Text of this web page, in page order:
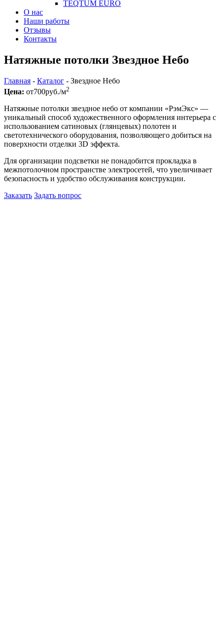
TEQTUM EURO
О нас
Наши работы
Отзывы
Контакты
Натяжные потолки Звездное Небо
Главная - Каталог - Звездное Небо
Цена: от700руб./м2
Натяжные потолки звездное небо от компании «РэмЭкс» —
уникальный способ художественного оформления интерьера с
использованием сатиновых (глянцевых) полотен и
светотехнического оборудования, позволяющего добиться на
поверхности отделки 3D эффекта.
Для организации подсветки не понадобится прокладка в
межпотолочном пространстве электросетей, что увеличивает
безопасность и удобство обслуживания конструкции.
Заказать Задать вопрос